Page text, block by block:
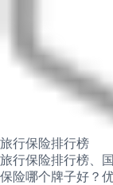
旅行保险排行榜
旅行保险排行榜、
保险哪个牌子好？